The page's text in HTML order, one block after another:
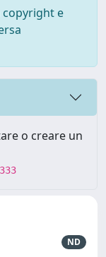
copyright e
o creare un
ND